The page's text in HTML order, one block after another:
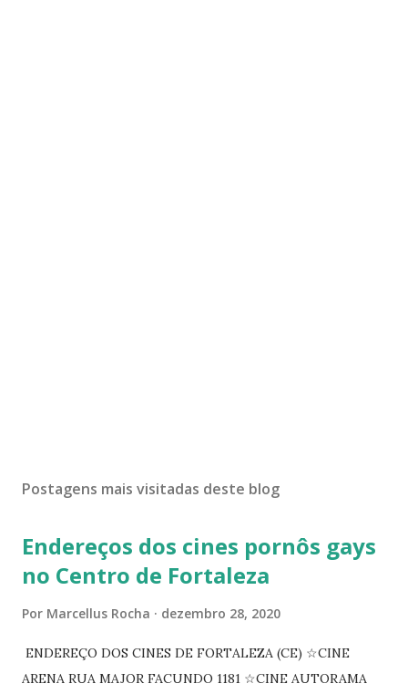
Postagens mais visitadas deste blog
Endereços dos cines pornôs gays
no Centro de Fortaleza
Por Marcellus Rocha dezembro 28, 2020
ENDEREÇO DOS CINES DE FORTALEZA (CE) ☆CINE
ARENA RUA MAJOR FACUNDO 1181 ☆CINE AUTORAMA